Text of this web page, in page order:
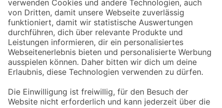
AGB
Entdecke Fressnapf
Tierversicherung
GPS-Tracker
Fressnapf Salon
Online-Shop